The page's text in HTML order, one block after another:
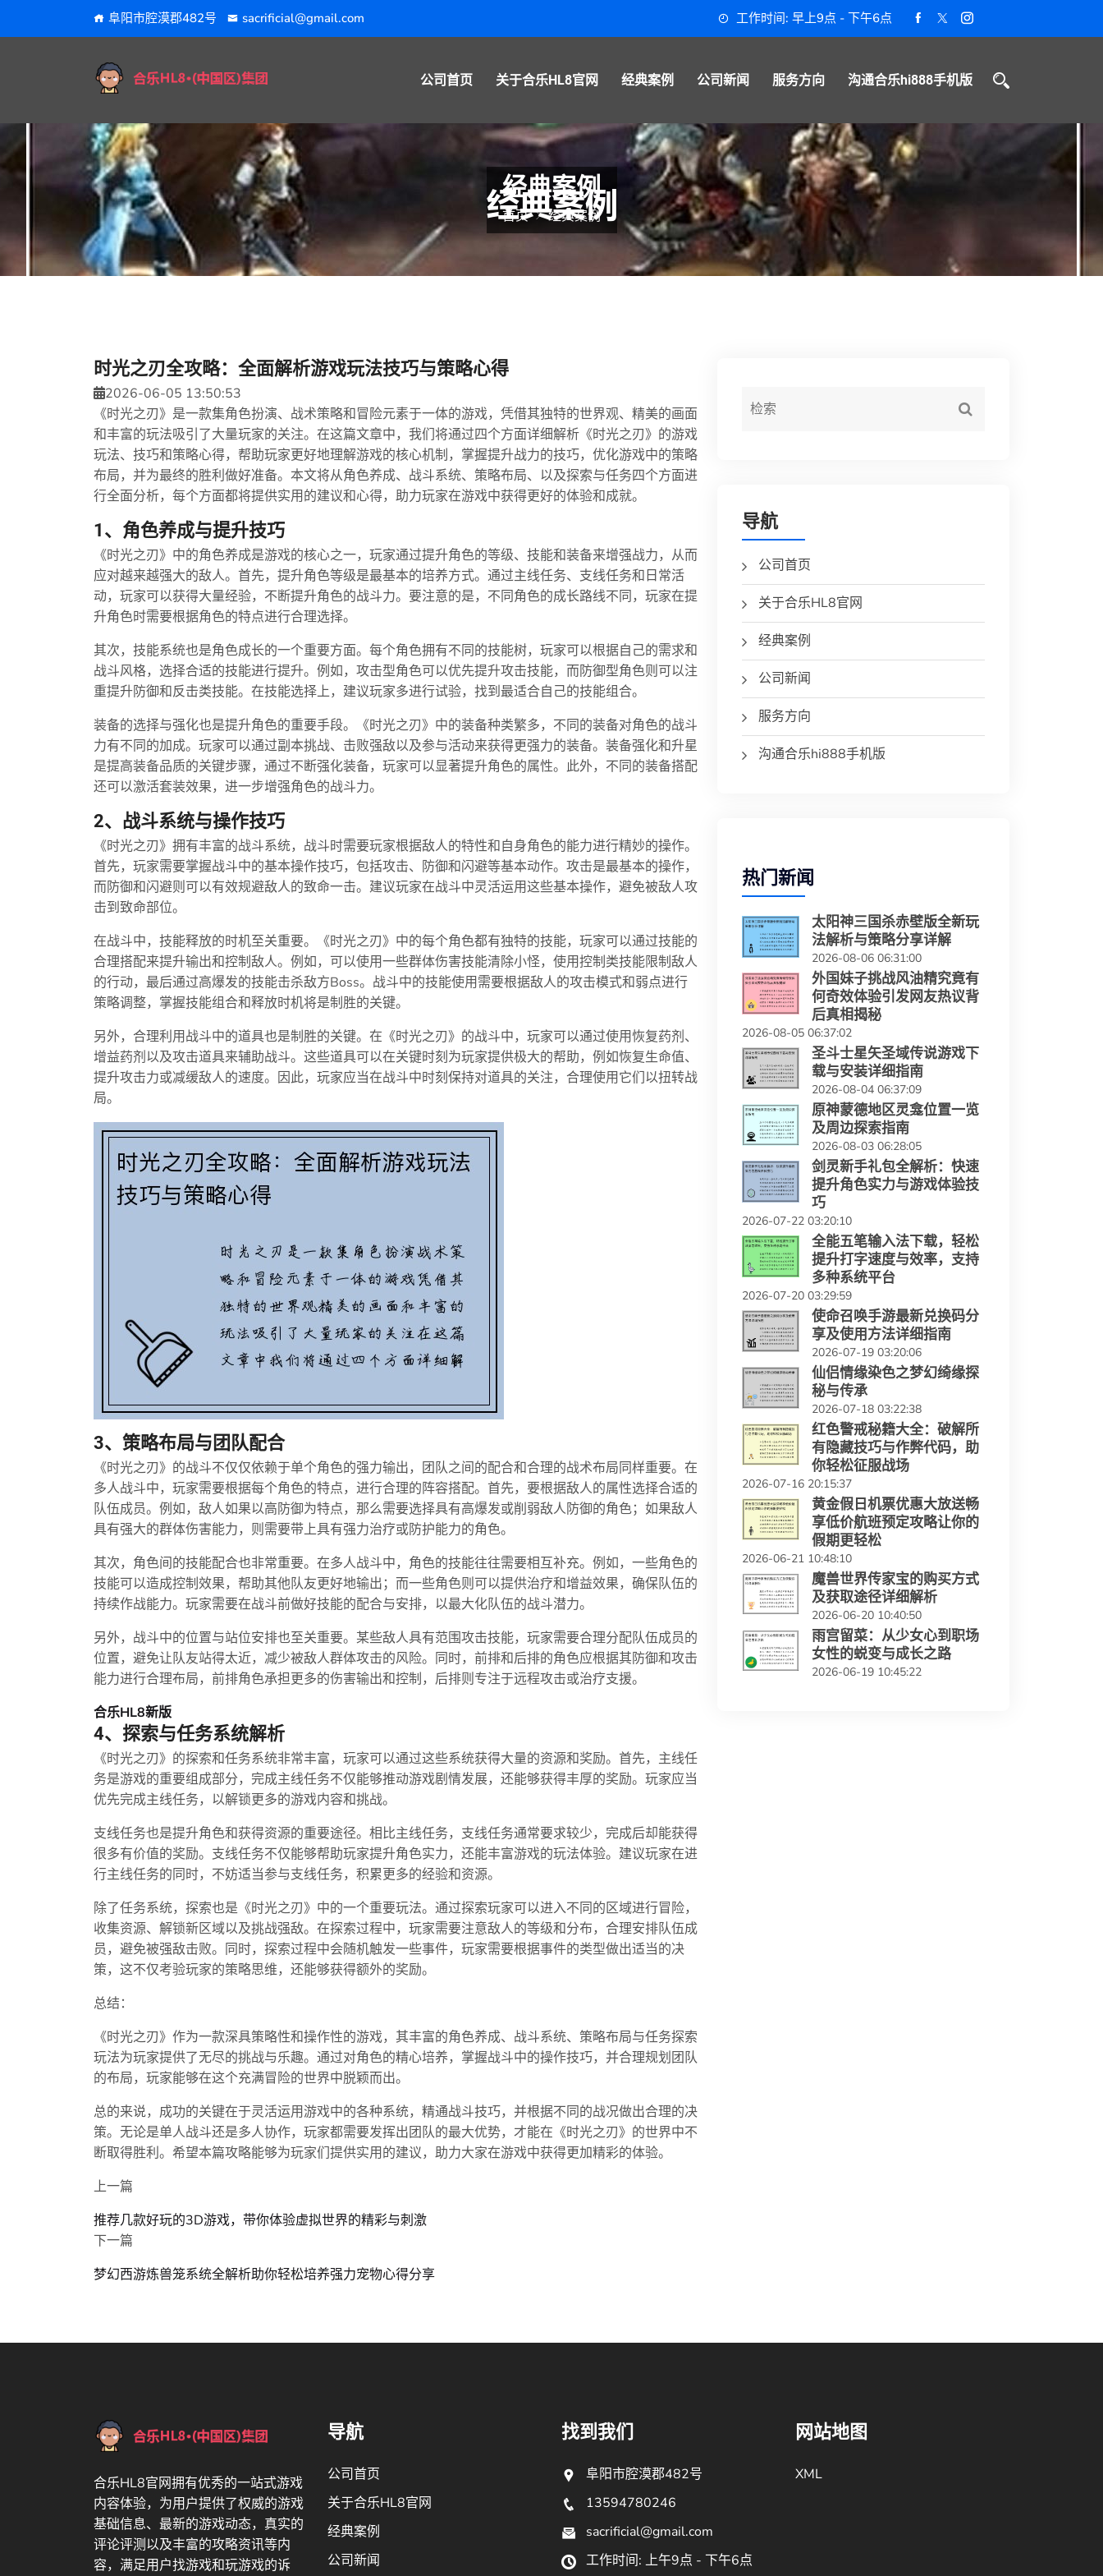
阜阳市腔漠郡482号 sacrificial@gmail.com 工作时间: 早上9点 - 下午6点
公司首页 关于合乐HL8官网 经典案例 公司新闻 服务方向 沟通合乐hi888手机版
经典案例
首页 经典案例
时光之刃全攻略：全面解析游戏玩法技巧与策略心得
2026-06-05 13:50:53
《时光之刃》是一款集角色扮演、战术策略和冒险元素于一体的游戏，凭借其独特的世界观、精美的画面
和丰富的玩法吸引了大量玩家的关注。在这篇文章中，我们将通过四个方面详细解析《时光之刃》的游戏
玩法、技巧和策略心得，帮助玩家更好地理解游戏的核心机制，掌握提升战力的技巧，优化游戏中的策略
布局，并为最终的胜利做好准备。本文将从角色养成、战斗系统、策略布局、以及探索与任务四个方面进
行全面分析，每个方面都将提供实用的建议和心得，助力玩家在游戏中获得更好的体验和成就。
1、角色养成与提升技巧
《时光之刃》中的角色养成是游戏的核心之一，玩家通过提升角色的等级、技能和装备来增强战力，从而
应对越来越强大的敌人。首先，提升角色等级是最基本的培养方式。通过主线任务、支线任务和日常活
动，玩家可以获得大量经验，不断提升角色的战斗力。要注意的是，不同角色的成长路线不同，玩家在提
升角色时需要根据角色的特点进行合理选择。
其次，技能系统也是角色成长的一个重要方面。每个角色拥有不同的技能树，玩家可以根据自己的需求和
战斗风格，选择合适的技能进行提升。例如，攻击型角色可以优先提升攻击技能，而防御型角色则可以注
重提升防御和反击类技能。在技能选择上，建议玩家多进行试验，找到最适合自己的技能组合。
装备的选择与强化也是提升角色的重要手段。《时光之刃》中的装备种类繁多，不同的装备对角色的战斗
力有不同的加成。玩家可以通过副本挑战、击败强敌以及参与活动来获得更强力的装备。装备强化和升星
是提高装备品质的关键步骤，通过不断强化装备，玩家可以显著提升角色的属性。此外，不同的装备搭配
还可以激活套装效果，进一步增强角色的战斗力。
2、战斗系统与操作技巧
《时光之刃》拥有丰富的战斗系统，战斗时需要玩家根据敌人的特性和自身角色的能力进行精妙的操作。
首先，玩家需要掌握战斗中的基本操作技巧，包括攻击、防御和闪避等基本动作。攻击是最基本的操作，
而防御和闪避则可以有效规避敌人的致命一击。建议玩家在战斗中灵活运用这些基本操作，避免被敌人攻
击到致命部位。
在战斗中，技能释放的时机至关重要。《时光之刃》中的每个角色都有独特的技能，玩家可以通过技能的
合理搭配来提升输出和控制敌人。例如，可以使用一些群体伤害技能清除小怪，使用控制类技能限制敌人
的行动，最后通过高爆发的技能击杀敌方Boss。战斗中的技能使用需要根据敌人的攻击模式和弱点进行
策略调整，掌握技能组合和释放时机将是制胜的关键。
另外，合理利用战斗中的道具也是制胜的关键。在《时光之刃》的战斗中，玩家可以通过使用恢复药剂、
增益药剂以及攻击道具来辅助战斗。这些道具可以在关键时刻为玩家提供极大的帮助，例如恢复生命值、
提升攻击力或减缓敌人的速度。因此，玩家应当在战斗中时刻保持对道具的关注，合理使用它们以扭转战
局。
3、策略布局与团队配合
《时光之刃》的战斗不仅仅依赖于单个角色的强力输出，团队之间的配合和合理的战术布局同样重要。在
多人战斗中，玩家需要根据每个角色的特点，进行合理的阵容搭配。首先，要根据敌人的属性选择合适的
队伍成员。例如，敌人如果以高防御为特点，那么需要选择具有高爆发或削弱敌人防御的角色；如果敌人
具有强大的群体伤害能力，则需要带上具有强力治疗或防护能力的角色。
其次，角色间的技能配合也非常重要。在多人战斗中，角色的技能往往需要相互补充。例如，一些角色的
技能可以造成控制效果，帮助其他队友更好地输出；而一些角色则可以提供治疗和增益效果，确保队伍的
持续作战能力。玩家需要在战斗前做好技能的配合与安排，以最大化队伍的战斗潜力。
另外，战斗中的位置与站位安排也至关重要。某些敌人具有范围攻击技能，玩家需要合理分配队伍成员的
位置，避免让队友站得太近，减少被敌人群体攻击的风险。同时，前排和后排的角色应根据其防御和攻击
能力进行合理布局，前排角色承担更多的伤害输出和控制，后排则专注于远程攻击或治疗支援。
合乐HL8新版
4、探索与任务系统解析
《时光之刃》的探索和任务系统非常丰富，玩家可以通过这些系统获得大量的资源和奖励。首先，主线任
务是游戏的重要组成部分，完成主线任务不仅能够推动游戏剧情发展，还能够获得丰厚的奖励。玩家应当
优先完成主线任务，以解锁更多的游戏内容和挑战。
支线任务也是提升角色和获得资源的重要途径。相比主线任务，支线任务通常要求较少，完成后却能获得
很多有价值的奖励。支线任务不仅能够帮助玩家提升角色实力，还能丰富游戏的玩法体验。建议玩家在进
行主线任务的同时，不妨适当参与支线任务，积累更多的经验和资源。
除了任务系统，探索也是《时光之刃》中的一个重要玩法。通过探索玩家可以进入不同的区域进行冒险，
收集资源、解锁新区域以及挑战强敌。在探索过程中，玩家需要注意敌人的等级和分布，合理安排队伍成
员，避免被强敌击败。同时，探索过程中会随机触发一些事件，玩家需要根据事件的类型做出适当的决
策，这不仅考验玩家的策略思维，还能够获得额外的奖励。
总结：
《时光之刃》作为一款深具策略性和操作性的游戏，其丰富的角色养成、战斗系统、策略布局与任务探索
玩法为玩家提供了无尽的挑战与乐趣。通过对角色的精心培养，掌握战斗中的操作技巧，并合理规划团队
的布局，玩家能够在这个充满冒险的世界中脱颖而出。
总的来说，成功的关键在于灵活运用游戏中的各种系统，精通战斗技巧，并根据不同的战况做出合理的决
策。无论是单人战斗还是多人协作，玩家都需要发挥出团队的最大优势，才能在《时光之刃》的世界中不
断取得胜利。希望本篇攻略能够为玩家们提供实用的建议，助力大家在游戏中获得更加精彩的体验。
上一篇
推荐几款好玩的3D游戏，带你体验虚拟世界的精彩与刺激
下一篇
梦幻西游炼兽笼系统全解析助你轻松培养强力宠物心得分享
导航
公司首页
关于合乐HL8官网
经典案例
公司新闻
服务方向
沟通合乐hi888手机版
热门新闻
太阳神三国杀赤壁版全新玩
法解析与策略分享详解
2026-08-06 06:31:00
外国妹子挑战风油精究竟有
何奇效体验引发网友热议背
后真相揭秘
2026-08-05 06:37:02
圣斗士星矢圣域传说游戏下
载与安装详细指南
2026-08-04 06:37:09
原神蒙德地区灵龛位置一览
及周边探索指南
2026-08-03 06:28:05
剑灵新手礼包全解析：快速
提升角色实力与游戏体验技
巧
2026-07-22 03:20:10
全能五笔输入法下载，轻松
提升打字速度与效率，支持
多种系统平台
2026-07-20 03:29:59
使命召唤手游最新兑换码分
享及使用方法详细指南
2026-07-19 03:20:06
仙侣情缘染色之梦幻绮缘探
秘与传承
2026-07-18 03:22:38
红色警戒秘籍大全：破解所
有隐藏技巧与作弊代码，助
你轻松征服战场
2026-07-16 20:15:37
黄金假日机票优惠大放送畅
享低价航班预定攻略让你的
假期更轻松
2026-06-21 10:48:10
魔兽世界传家宝的购买方式
及获取途径详细解析
2026-06-20 10:40:50
雨宫留菜：从少女心到职场
女性的蜕变与成长之路
2026-06-19 10:45:22
合乐HL8官网拥有优秀的一站式游戏
内容体验，为用户提供了权威的游戏
基础信息、最新的游戏动态，真实的
评论评测以及丰富的攻略资讯等内
容，满足用户找游戏和玩游戏的诉
导航
公司首页
关于合乐HL8官网
经典案例
公司新闻
找到我们
阜阳市腔漠郡482号
13594780246
sacrificial@gmail.com
工作时间: 上午9点 - 下午6点
网站地图
XML